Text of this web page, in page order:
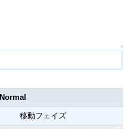
↑
Normal
移動フェイズ